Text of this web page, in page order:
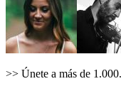
>> Únete a más de